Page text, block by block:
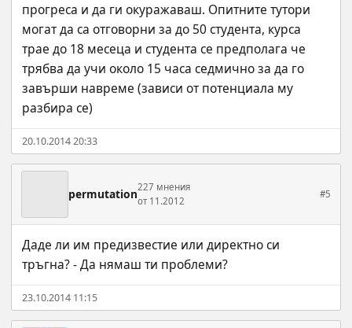
прогреса и да ги окуражаваш. Опитните тутори
могат да са отговорни за до 50 студента, курса
трае до 18 месеца и студента се предполага че
трябва да учи около 15 часа седмично за да го
завърши навреме (зависи от потенциала му
разбира се)
20.10.2014 20:33
permutation227 мнения
от 11.2012
#5
Даде ли им предизвестие или директно си
тръгна? - Да нямаш ти проблеми?
23.10.2014 11:15